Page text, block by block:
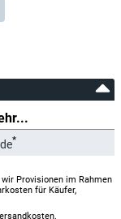
*
Provisionen im Rahmen
für Käufer,